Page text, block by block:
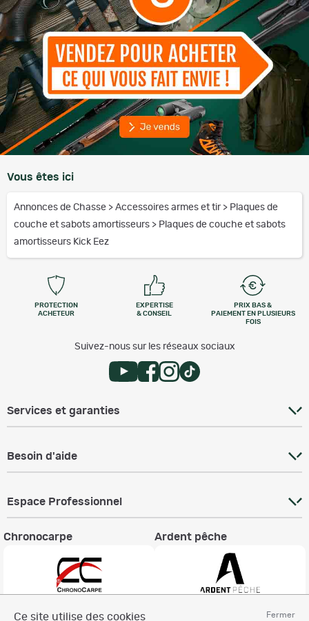
Fermer
Ce site utilise des cookies
Vous êtes ici
Annonces de Chasse > Accessoires armes et tir > Plaques de
couche et sabots amortisseurs > Plaques de couche et sabots
amortisseurs Kick Eez
PROTECTION
ACHETEUR
EXPERTISE
& CONSEIL
PRIX BAS &
PAIEMENT EN PLUSIEURS
FOIS
Suivez-nous sur les réseaux sociaux
Services et garanties
Besoin d'aide
Espace Professionnel
Chronocarpe Ardent pêche